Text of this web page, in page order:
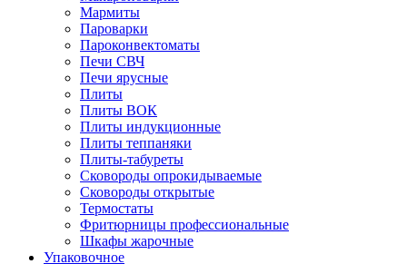
Мармиты
Пароварки
Пароконвектоматы
Печи СВЧ
Печи ярусные
Плиты
Плиты ВОК
Плиты индукционные
Плиты теппаняки
Плиты-табуреты
Сковороды опрокидываемые
Сковороды открытые
Термостаты
Фритюрницы профессиональные
Шкафы жарочные
Упаковочное